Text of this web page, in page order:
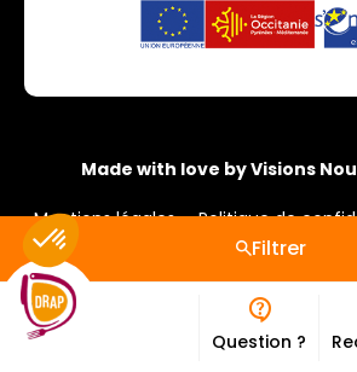
Question ?
Filtrer
Made with love by Visions
Mentions légales Politique de
Cookies